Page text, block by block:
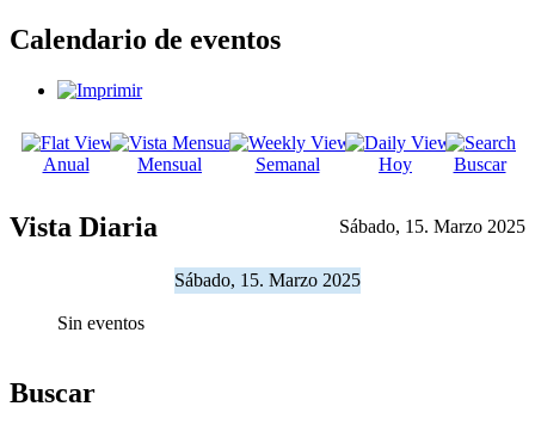
Calendario de eventos
Anual Mensual Semanal Hoy Buscar
Vista Diaria Sábado, 15. Marzo 2025
Sábado, 15. Marzo 2025
Sin eventos
Buscar